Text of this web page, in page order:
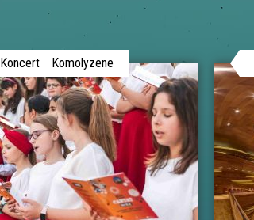
Koncert Komolyzene